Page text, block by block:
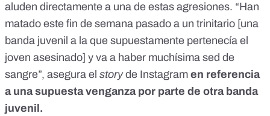
aluden directamente a una de estas agresiones. “Han
matado este fin de semana pasado a un trinitario [una
banda juvenil a la que supuestamente pertenecía el
joven asesinado] y va a haber muchísima sed de
sangre”, asegura el storyde Instagram en referencia
a una supuesta venganza por parte de otra banda
juvenil.